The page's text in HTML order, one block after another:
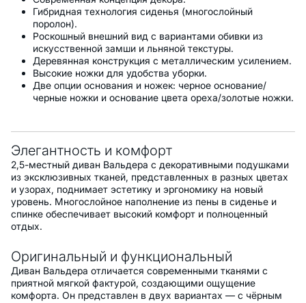
Гибридная технология сиденья (многослойный
поролон).
Роскошный внешний вид с вариантами обивки из
искусственной замши и льняной текстуры.
Деревянная конструкция с металлическим усилением.
Высокие ножки для удобства уборки.
Две опции основания и ножек: черное основание/
черные ножки и основание цвета ореха/золотые ножки.
Элегантность и комфорт
2,5-местный диван Вальдера с декоративными подушками
из эксклюзивных тканей, представленных в разных цветах
и узорах, поднимает эстетику и эргономику на новый
уровень. Многослойное наполнение из пены в сиденье и
спинке обеспечивает высокий комфорт и полноценный
отдых.
Оригинальный и функциональный
Диван Вальдера отличается современными тканями с
приятной мягкой фактурой, создающими ощущение
комфорта. Он представлен в двух вариантах — с чёрным